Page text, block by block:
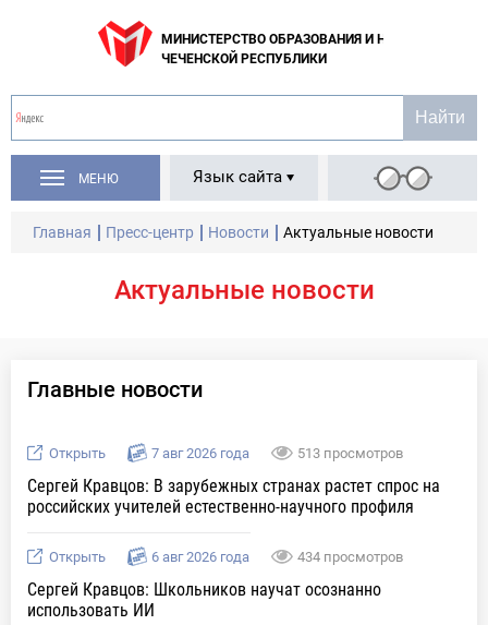
МИНИСТЕРСТВО ОБРАЗОВАНИЯ И НАУКИ
ЧЕЧЕНСКОЙ РЕСПУБЛИКИ
МЕНЮ Язык сайта
Главная Пресс-центр Новости Актуальные новости
Актуальные новости
Главные новости
Открыть 7 авг 2026 года 513 просмотров
Сергей Кравцов: В зарубежных странах растет спрос на
российских учителей естественно-научного профиля
Открыть 6 авг 2026 года 434 просмотров
Сергей Кравцов: Школьников научат осознанно
использовать ИИ